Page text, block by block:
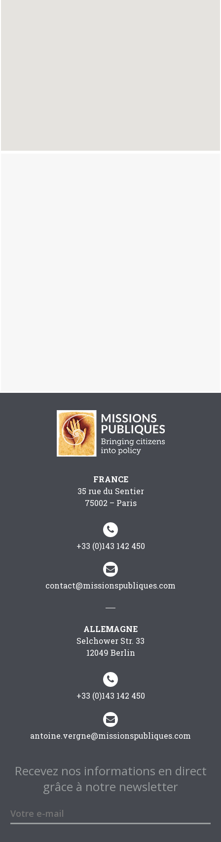
FRANCE
35 rue du Sentier
75002 – Paris


+33 (0)143 142 450


contact@missionspubliques.com
ALLEMAGNE
Selchower Str. 33
12049 Berlin


+33 (0)143 142 450


antoine.vergne@missionspubliques.com
Recevez nos informations en direct
grâce à notre newsletter